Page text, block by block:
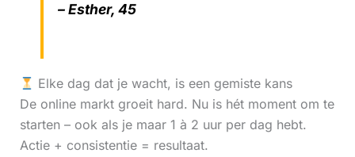
– Esther, 45
Elke dag dat je wacht, is een gemiste kans
De online markt groeit hard. Nu is hét moment om te
starten – ook als je maar 1 à 2 uur per dag hebt.
Actie + consistentie = resultaat.